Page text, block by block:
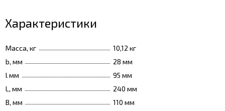
Характеристики
Масса, кг
10,12 кг
b, мм
28 мм
l мм
95 мм
L, мм
240 мм
B, мм
110 мм